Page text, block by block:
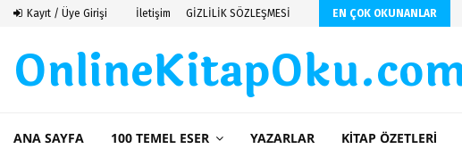
Kayıt / Üye Girişi İletişim GİZLİLİK SÖZLEŞMESİ EN ÇOK OKUNANLAR
ANA SAYFA 100 TEMEL ESER YAZARLAR KITAP ÖZETLERI